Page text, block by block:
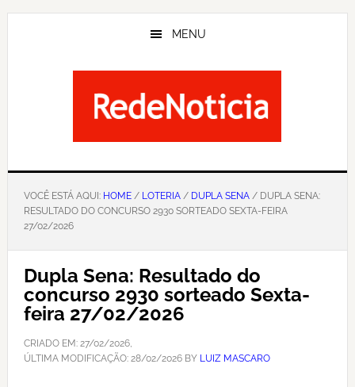
Skip
MENU
VOCÊ ESTÁ AQUI: HOME/ LOTERIA/ DUPLA SENA/ DUPLA SENA:
RESULTADO DO CONCURSO 2930 SORTEADO SEXTA-FEIRA
27/02/2026
Dupla Sena: Resultado do
concurso 2930 sorteado Sexta-
feira 27/02/2026
CRIADO EM: 27/02/2026,
ÚLTIMA MODIFICAÇÃO: 28/02/2026BY LUIZ MASCARO